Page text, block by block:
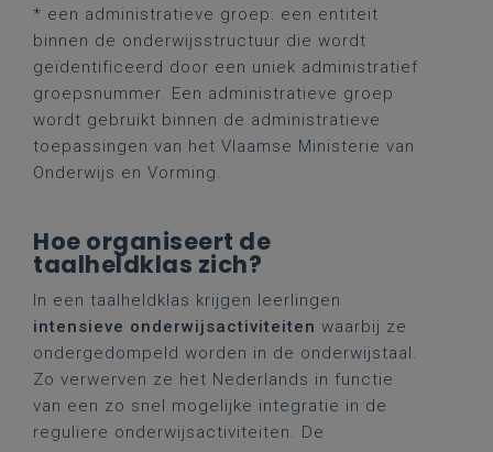
* een administratieve groep: een entiteit
binnen de onderwijsstructuur die wordt
geïdentificeerd door een uniek administratief
groepsnummer. Een administratieve groep
wordt gebruikt binnen de administratieve
toepassingen van het Vlaamse Ministerie van
Onderwijs en Vorming.
Hoe organiseert de
taalheldklas zich?
In een taalheldklas krijgen leerlingen
intensieve onderwijsactiviteiten waarbij ze
ondergedompeld worden in de onderwijstaal.
Zo verwerven ze het Nederlands in functie
van een zo snel mogelijke integratie in de
reguliere onderwijsactiviteiten. De